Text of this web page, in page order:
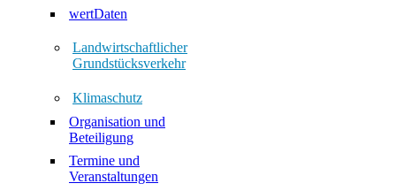
wertDaten
Landwirtschaftlicher
Grundstücksverkehr
Klimaschutz
Organisation und
Beteiligung
Termine und
Veranstaltungen